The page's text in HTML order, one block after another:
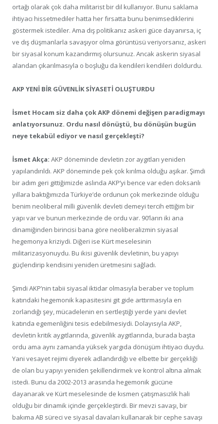
ortağı olarak çok daha militarist bir dil kullanıyor. Bunu saklama
ihtiyacı hissetmediler hatta her fırsatta bunu benimsediklerini
göstermek istediler. Ama dış politikanız askeri güce dayanırsa, iç
ve dış düşmanlarla savaşıyor olma görüntüsü veriyorsanız, askeri
bir siyasal konum kazandırmış olursunuz. Ancak askerin siyasal
alandan çıkarılmasıyla o boşluğu da kendileri kendileri doldurdu.
AKP YENİ BİR GÜVENLİK SİYASETİ OLUŞTURDU
İsmet Hocam siz daha çok AKP dönemi değişen paradigmayı
anlatıyorsunuz. Ordu nasıl dönüştü, bu dönüşün bugün
neye tekabül ediyor ve nasıl gerçekleşti?
İsmet Akça: AKP döneminde devletin zor aygıtları yeniden
yapılandırıldı. AKP döneminde pek çok kırılma olduğu aşikar. Şimdi
bir adım geri gittiğimizde aslında AKP’yi bence var eden doksanlı
yıllara baktığımızda Türkiye’de ordunun çok merkezinde olduğu
benim neoliberal milli güvenlik devleti demeyi tercih ettiğim bir
yapı var ve bunun merkezinde de ordu var. 90’ların iki ana
dinamiğinden birincisi bana göre neoliberalizmin siyasal
hegemonya kriziydi. Diğeri ise Kürt meselesinin
militarizasyonuydu. Bu ikisi güvenlik devletinin, bu yapıyı
güçlendirip kendisini yeniden üretmesini sağladı.
Şimdi AKP’nin tabii siyasal iktidar olmasıyla beraber ve toplum
katındaki hegemonik kapasitesini git gide arttırmasıyla en
zorlandığı şey, mücadelenin en sertleştiği yerde yani devlet
katında egemenliğini tesis edebilmesiydi. Dolayısıyla AKP,
devletin kritik aygıtlarında, güvenlik aygıtlarında, burada başta
ordu ama aynı zamanda yüksek yargıda dönüşüm ihtiyacı duydu.
Yani vesayet rejimi diyerek adlandırdığı ve elbette bir gerçekliği
de olan bu yapıyı yeniden şekillendirmek ve kontrol altına almak
istedi. Bunu da 2002-2013 arasında hegemonik gücüne
dayanarak ve Kürt meselesinde de kısmen çatışmasızlık hali
olduğu bir dinamik içinde gerçekleştirdi. Bir mevzi savaşı, bir
bakıma AB süreci ve siyasal davaları kullanarak bir cephe savaşı